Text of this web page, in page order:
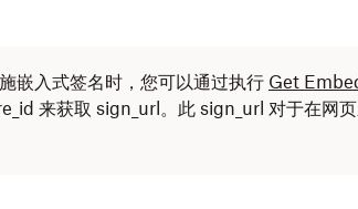
嵌入式签名时，您可以通过执行 Get
来获取 sign_url。此 sign_url 对于在网